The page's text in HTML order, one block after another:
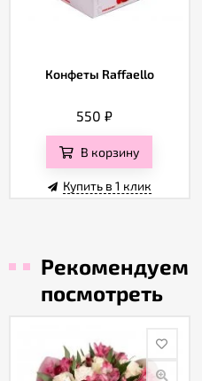
Конфеты Raffaello
550 ₽
В корзину
Купить в 1 клик
Рекомендуем
посмотреть